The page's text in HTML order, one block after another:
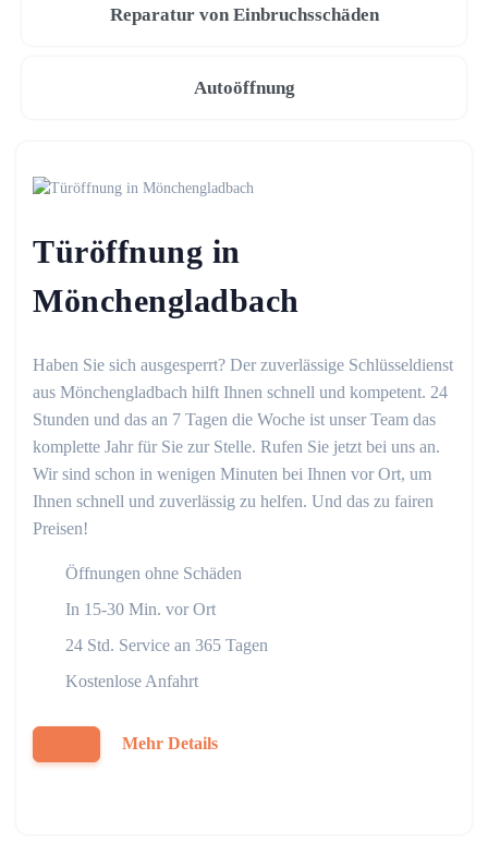
Reparatur von Einbruchsschäden
Autoöffnung
Türöffnung in
Mönchengladbach
Haben Sie sich ausgesperrt? Der zuverlässige Schlüsseldienst
aus Mönchengladbach hilft Ihnen schnell und kompetent. 24
Stunden und das an 7 Tagen die Woche ist unser Team das
komplette Jahr für Sie zur Stelle. Rufen Sie jetzt bei uns an.
Wir sind schon in wenigen Minuten bei Ihnen vor Ort, um
Ihnen schnell und zuverlässig zu helfen. Und das zu fairen
Preisen!
Öffnungen ohne Schäden
In 15-30 Min. vor Ort
24 Std. Service an 365 Tagen
Kostenlose Anfahrt
Mehr Details